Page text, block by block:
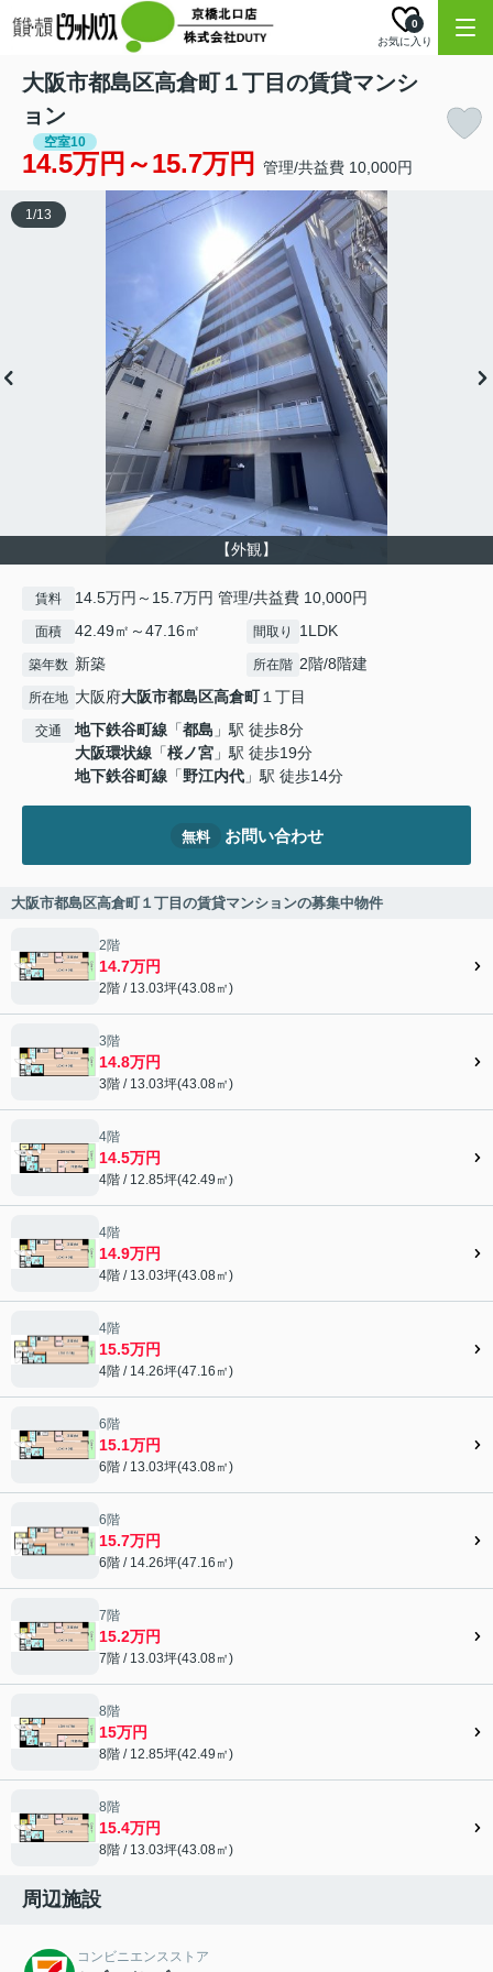
お気に入り
0
大阪市都島区高倉町１丁目の賃貸マンシ
ョン
空室10
14.5万円～15.7万円 管理/共益費 10,000円
【外観】
1/13
賃料 14.5万円～15.7万円 管理/共益費 10,000円
面積 42.49㎡～47.16㎡ 間取り 1LDK
築年数 新築 所在階 2階/8階建
所在地 大阪府大阪市都島区高倉町１丁目
交通 地下鉄谷町線 「都島 」駅 徒歩8分
大阪環状線 「桜ノ宮 」駅 徒歩19分
地下鉄谷町線 「野江内代 」駅 徒歩14分
無料 お問い合わせ
大阪市都島区高倉町１丁目の賃貸マンションの募集中物件
2階
14.7万円
2階 / 13.03坪(43.08㎡)
3階
14.8万円
3階 / 13.03坪(43.08㎡)
4階
14.5万円
4階 / 12.85坪(42.49㎡)
4階
14.9万円
4階 / 13.03坪(43.08㎡)
4階
15.5万円
4階 / 14.26坪(47.16㎡)
6階
15.1万円
6階 / 13.03坪(43.08㎡)
6階
15.7万円
6階 / 14.26坪(47.16㎡)
7階
15.2万円
7階 / 13.03坪(43.08㎡)
8階
15万円
8階 / 12.85坪(42.49㎡)
8階
15.4万円
8階 / 13.03坪(43.08㎡)
周辺施設
コンビニエンスストア